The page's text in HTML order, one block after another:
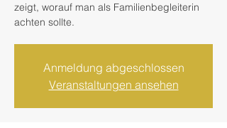
zeigt, worauf man als Familienbegleiterin
achten sollte.
Anmeldung abgeschlossen
Veranstaltungen ansehen